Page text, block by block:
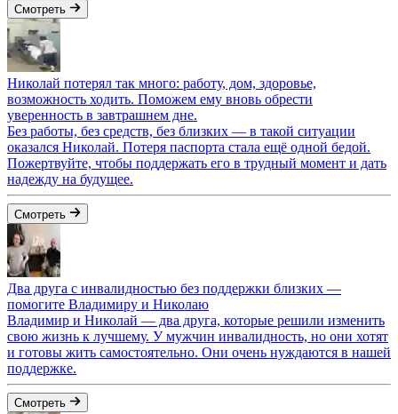
Смотреть
Николай потерял так много: работу, дом, здоровье,
возможность ходить. Поможем ему вновь обрести
уверенность в завтрашнем дне.
Без работы, без средств, без близких — в такой ситуации
оказался Николай. Потеря паспорта стала ещё одной бедой.
Пожертвуйте, чтобы поддержать его в трудный момент и дать
надежду на будущее.
Смотреть
Два друга с инвалидностью без поддержки близких —
помогите Владимиру и Николаю
Владимир и Николай — два друга, которые решили изменить
свою жизнь к лучшему. У мужчин инвалидность, но они хотят
и готовы жить самостоятельно. Они очень нуждаются в нашей
поддержке.
Смотреть